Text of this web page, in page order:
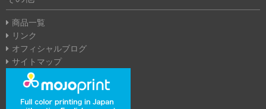
商品一覧
リンク
オフィシャルブログ
サイトマップ